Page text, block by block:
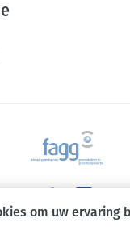
om uw ervaring